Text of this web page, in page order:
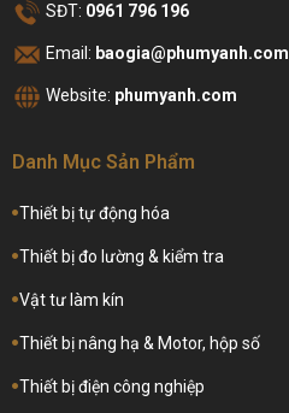
SĐT: 0961 796 196
Email: baogia@phumyanh.com
Website: phumyanh.com
Danh Mục Sản Phẩm
Thiết bị tự động hóa
Thiết bị đo lường & kiểm tra
Vật tư làm kín
Thiết bị nâng hạ & Motor, hộp số
Thiết bị điện công nghiệp